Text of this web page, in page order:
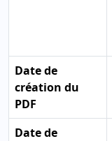
Date de
création du
PDF
Date de